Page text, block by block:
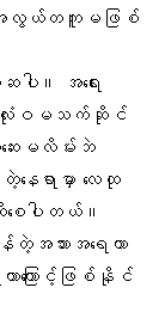
ေ အလွယ်တကူမဖြစ်
ပါ။ အရေး
းနဲ့လုံးဝမသက်ဆိုင်
ေးမလိမ်းဘဲ
နေရာမှာ လေထု
စေပါတယ်။
အသားအရေဟာ
ကြောင့်ဖြစ်နိုင်